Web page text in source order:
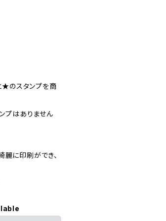
★のスタンプを商
プはありません
に印刷ができ、